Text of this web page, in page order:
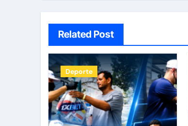
Related Post
Deporte